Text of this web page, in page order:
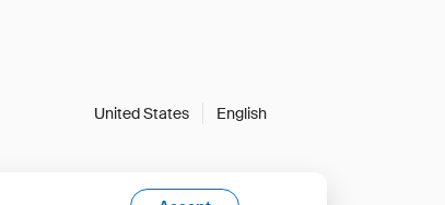
United States English